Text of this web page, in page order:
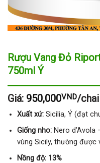
Rượu Vang Đỏ
750ml Ý
Giá: 950,000VND/chai
Xuất xứ:Sicilia, Ý (đạt
Giống nho:Nero d’Avola
vùng Sicily, thường được
Nồng độ: 13%